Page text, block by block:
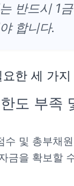
반드시 1
합니다.
한 세 가
도 부족
수 및 총부채
금을 확보할